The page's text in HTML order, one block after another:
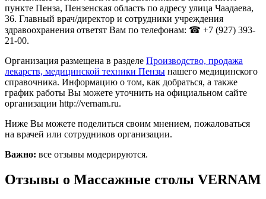
пункте Пенза, Пензенская область по адресу улица Чаадаева,
36. Главный врач/директор и сотрудники учреждения
здравоохранения ответят Вам по телефонам: ☎ +7 (927) 393-
21-00.
Организация размещена в разделе Производство, продажа
лекарств, медицинской техники Пензы нашего медицинского
справочника. Информацию о том, как добраться, а также
график работы Вы можете уточнить на официальном сайте
организации http://vernam.ru.
Ниже Вы можете поделиться своим мнением, пожаловаться
на врачей или сотрудников организации.
Важно: все отзывы модерируются.
Отзывы о Массажные столы VERNAM